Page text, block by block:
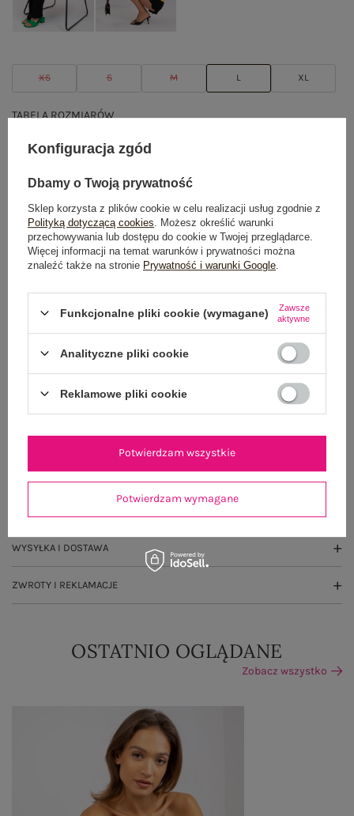
XS S M L XL
TABELA ROZMIARÓW
DODAJ DO KOSZYKA
Możesz kupić także poprzez:
Dostawa od 7,99 zł
Wysyłkajutro
100 dni na zwrot
OPIS PRODUKTU
GŁÓWNE PARAMETRY
WYSYŁKA I DOSTAWA
ZWROTY I REKLAMACJE
OSTATNIO OGLĄDANE
Zobacz wszystko
Konfiguracja zgód
Dbamy o Twoją prywatność
Sklep korzysta z plików cookie w celu realizacji usług zgodnie z
Polityką dotyczącą cookies . Możesz określić warunki
przechowywania lub dostępu do cookie w Twojej przeglądarce.
Więcej informacji na temat warunków i prywatności można
znaleźć także na stronie Prywatność i warunki Google
Funkcjonalne pliki cookie (wymagane)
Zawsze
aktywne
Analityczne pliki cookie
Reklamowe pliki cookie
Potwierdzam wymagane
Potwierdzam wszystkie